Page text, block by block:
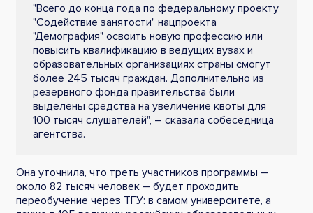
"Всего до конца года по федеральному проекту
"Содействие занятости" нацпроекта
"Демография" освоить новую профессию или
повысить квалификацию в ведущих вузах и
образовательных организациях страны смогут
более 245 тысяч граждан. Дополнительно из
резервного фонда правительства были
выделены средства на увеличение квоты для
100 тысяч слушателей", – сказала собеседница
агентства.
Она уточнила, что треть участников программы –
около 82 тысяч человек – будет проходить
переобучение через ТГУ: в самом университете, а